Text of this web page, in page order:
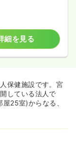
細を見る
保健施設です。宮
している法人で
25室)からなる、